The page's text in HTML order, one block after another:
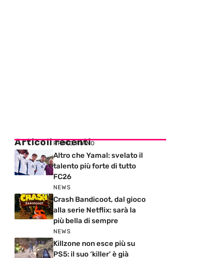
Articoli recenti
PRIMO PIANO
Altro che Yamal: svelato il
talento più forte di tutto
FC26
NEWS
Crash Bandicoot, dal gioco
alla serie Netflix: sarà la
più bella di sempre
NEWS
Killzone non esce più su
PS5: il suo ‘killer’ è già